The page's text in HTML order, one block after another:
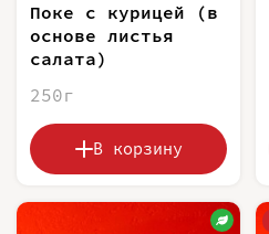
Поке с курицей (в
основе листья
салата)
250г
В корзину